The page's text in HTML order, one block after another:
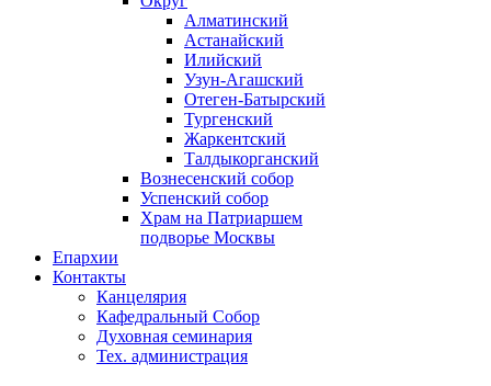
Алматинский
Астанайский
Илийский
Узун-Агашский
Отеген-Батырский
Тургенский
Жаркентский
Талдыкорганский
Вознесенский собор
Успенский собор
Храм на Патриаршем
подворье Москвы
Епархии
Контакты
Канцелярия
Кафедральный Собор
Духовная семинария
Тех. администрация